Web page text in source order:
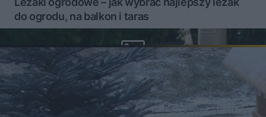
do ogrodu, na balkon i taras